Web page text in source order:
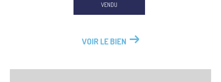
VENDU
VOIR LE BIEN